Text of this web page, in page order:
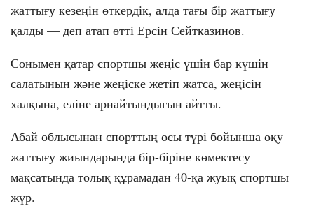
жаттығу кезеңін өткердік, алда тағы бір жаттығу
қалды — деп атап өтті Ерсін Сейтказинов.
Сонымен қатар спортшы жеңіс үшін бар күшін
салатынын және жеңіске жетіп жатса, жеңісін
халқына, еліне арнайтындығын айтты.
Абай облысынан спорттың осы түрі бойынша оқу
жаттығу жиындарында бір-біріне көмектесу
мақсатында толық құрамадан 40-қа жуық спортшы
жүр.